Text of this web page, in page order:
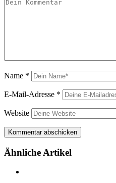
Name *
E-Mail-Adresse *
Website
Ähnliche Artikel